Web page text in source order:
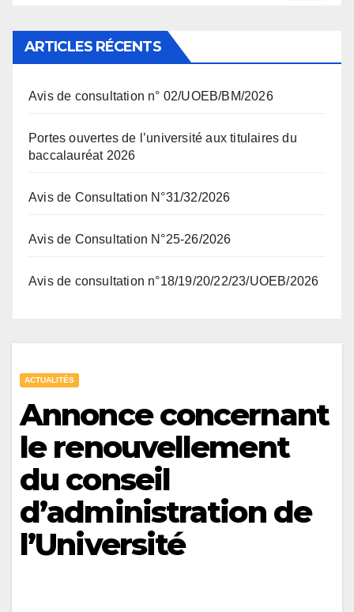
ARTICLES RÉCENTS
Avis de consultation n° 02/UOEB/BM/2026
Portes ouvertes de l’université aux titulaires du
baccalauréat 2026
Avis de Consultation N°31/32/2026
Avis de Consultation N°25-26/2026
Avis de consultation n°18/19/20/22/23/UOEB/2026
ACTUALITÉS
Annonce concernant
le renouvellement
du conseil
d’administration de
l’Université